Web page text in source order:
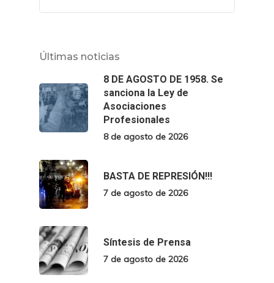
Últimas noticias
8 DE AGOSTO DE 1958. Se
sanciona la Ley de
Asociaciones
Profesionales
8 de agosto de 2026
BASTA DE REPRESIÓN!!!
7 de agosto de 2026
Síntesis de Prensa
7 de agosto de 2026